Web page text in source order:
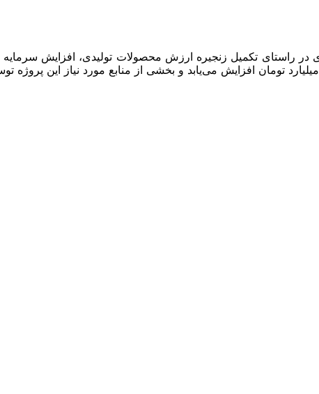
گرفت. بر همین اساس سرمایه شرکت از مبلغ 917 میلیاردتومان به 1،375میلیارد تومان افزایش می‌یابد و بخشی